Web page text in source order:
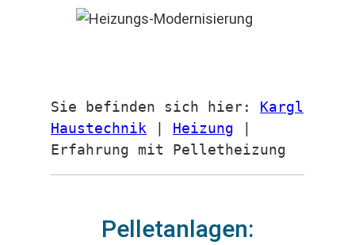
Sie befinden sich hier:
Kargl
Haustechnik | Heizung |
Erfahrung mit Pelletheizung
Pelletanlagen: